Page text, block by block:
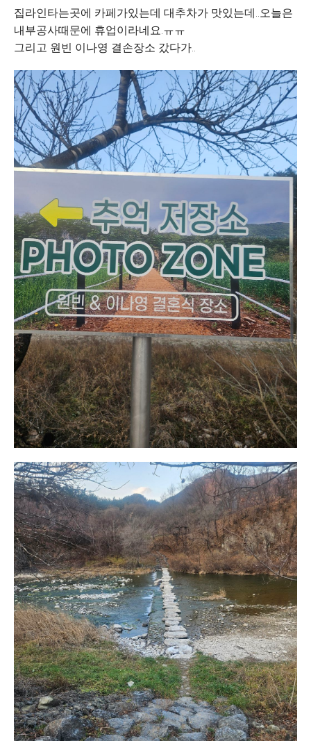
집라인타는곳에 카페가있는데 대추차가 맛있는데..오늘은
내부공사때문에 휴업이라네요.ㅠㅠ
그리고 원빈 이나영 결손장소 갔다가..